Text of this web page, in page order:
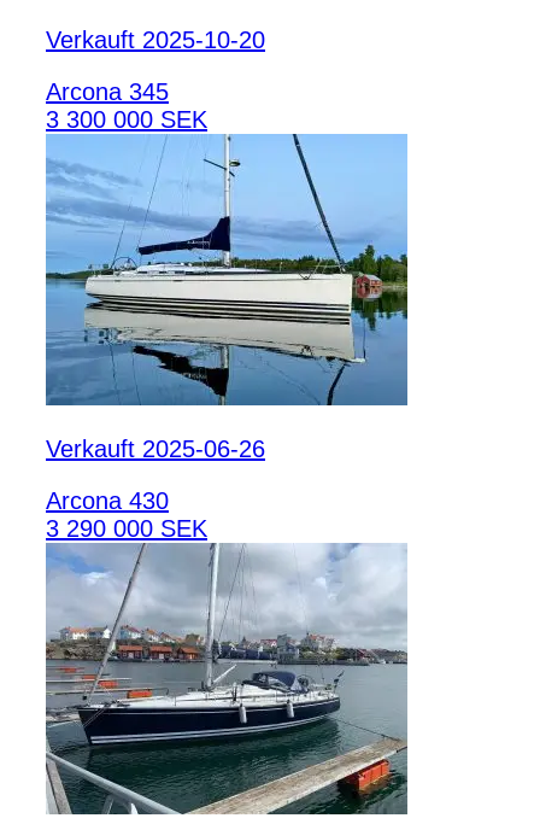
Verkauft 2025-10-20
Arcona 345
3 300 000 SEK
Verkauft 2025-06-26
Arcona 430
3 290 000 SEK